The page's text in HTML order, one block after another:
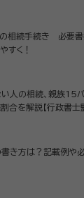
の相続手続き 必要
すく！
人の相続、親族15
合を解説【行政書士
き方は？記載例や